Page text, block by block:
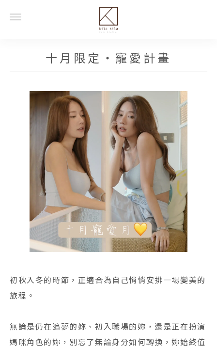
十月限定・寵愛計畫
初秋入冬的時節，正適合為自己悄悄安排一場變美的
旅程。
無論是仍在追夢的妳、初入職場的妳，還是正在扮演
媽咪角色的妳，別忘了無論身分如何轉換，妳始終值